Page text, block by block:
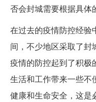
否会封城需要根据具体
在过去的疫情防控经验
间，不少地区采取了
疫情的防控起到了积极
生活和工作带来一些不
健康和生命安全，这是